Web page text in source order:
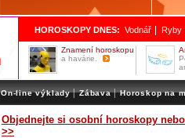
HOROSKOPY DNES: Vodnář Ryby
Znamení horoskopu
a havárie.
On-line výklady | Zábava | Horoskop na
Objednejte si osobní horoskopy
>>